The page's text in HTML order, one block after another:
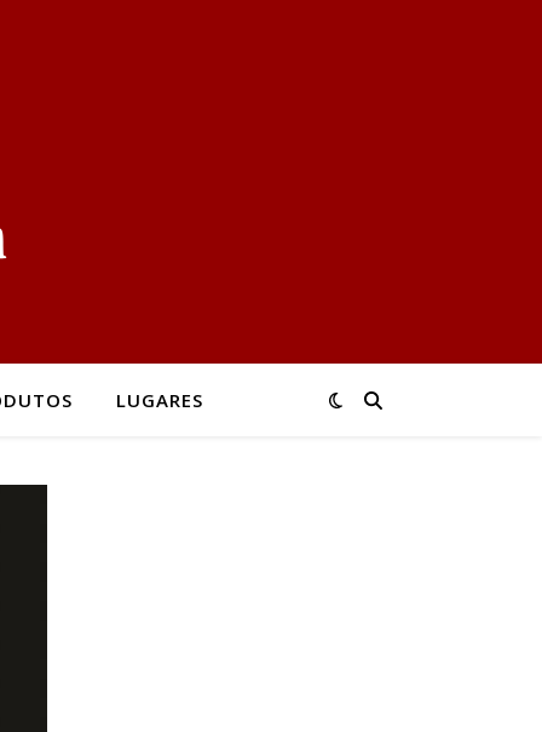
LUGARES